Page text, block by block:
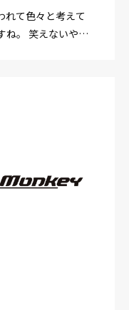
れて色々と考えて
ね。 笑えないやつ